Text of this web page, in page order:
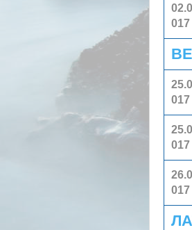
017
017
017
017